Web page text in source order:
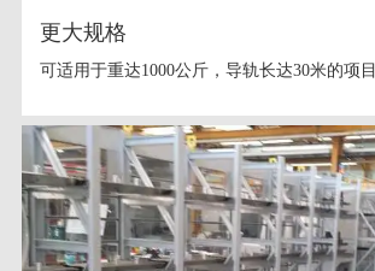
更大规格
可适用于重达1000公斤，导轨长达30米的项目